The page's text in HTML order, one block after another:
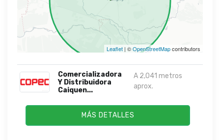
Leaflet | ©OpenStreetMapcontributors
Comercializadora
Y Distribuidora
Caiquen...
A 2,041 metros
aprox.
MÁS DETALLES